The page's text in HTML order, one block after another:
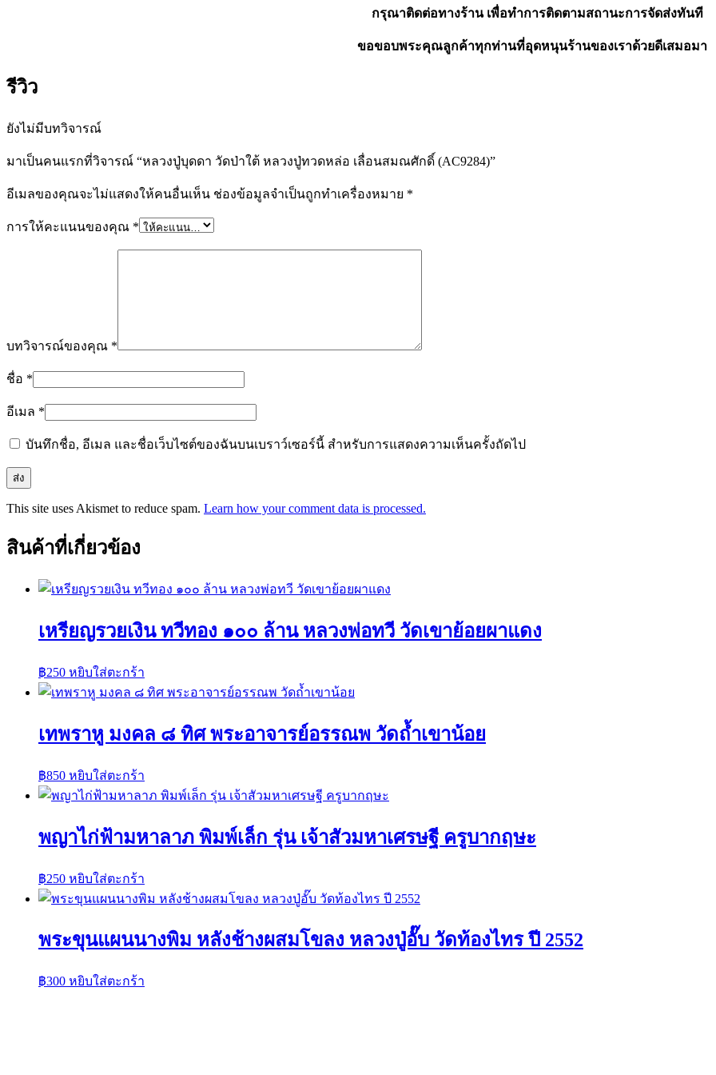
กรุณาติดต่อทางร้าน เพื่อทำการติดตามสถานะการจัดส่งทันที
ขอขอบพระคุณลูกค้าทุกท่านที่อุดหนุนร้านของเราด้วยดีเสมอมา
รีวิว
ยังไม่มีบทวิจารณ์
มาเป็นคนแรกที่วิจารณ์ “หลวงปู่บุดดา วัดป่าใต้ หลวงปู่ทวดหล่อ เลื่อนสมณศักดิ์ (AC9284)”
อีเมลของคุณจะไม่แสดงให้คนอื่นเห็น ช่องข้อมูลจำเป็นถูกทำเครื่องหมาย *
การให้คะแนนของคุณ *
บทวิจารณ์ของคุณ *
ชื่อ *
อีเมล *
บันทึกชื่อ, อีเมล และชื่อเว็บไซต์ของฉันบนเบราว์เซอร์นี้ สำหรับการแสดงความเห็นครั้งถัดไป
This site uses Akismet to reduce spam. Learn how your comment data is processed.
สินค้าที่เกี่ยวข้อง
เหรียญรวยเงิน ทวีทอง ๑๐๐ ล้าน หลวงพ่อทวี วัดเขาย้อยผาแดง
฿250 หยิบใส่ตะกร้า
เทพราหู มงคล ๘ ทิศ พระอาจารย์อรรณพ วัดถ้ำเขาน้อย
฿850 หยิบใส่ตะกร้า
พญาไก่ฟ้ามหาลาภ พิมพ์เล็ก รุ่น เจ้าสัวมหาเศรษฐี ครูบากฤษะ
฿250 หยิบใส่ตะกร้า
พระขุนแผนนางพิม หลังช้างผสมโขลง หลวงปู่อั๊บ วัดท้องไทร ปี 2552
฿300 หยิบใส่ตะกร้า